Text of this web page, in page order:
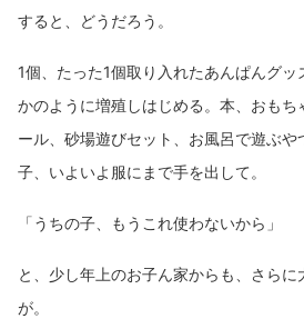
すると、どうだろう。
1個、たった1個取り入れたあんぱんグッ
かのように増殖しはじめる。本、おもち
ール、砂場遊びセット、お風呂で遊ぶ
子、いよいよ服にまで手を出して。
「うちの子、もうこれ使わないから」
と、少し年上のお子ん家からも、さらに
が。